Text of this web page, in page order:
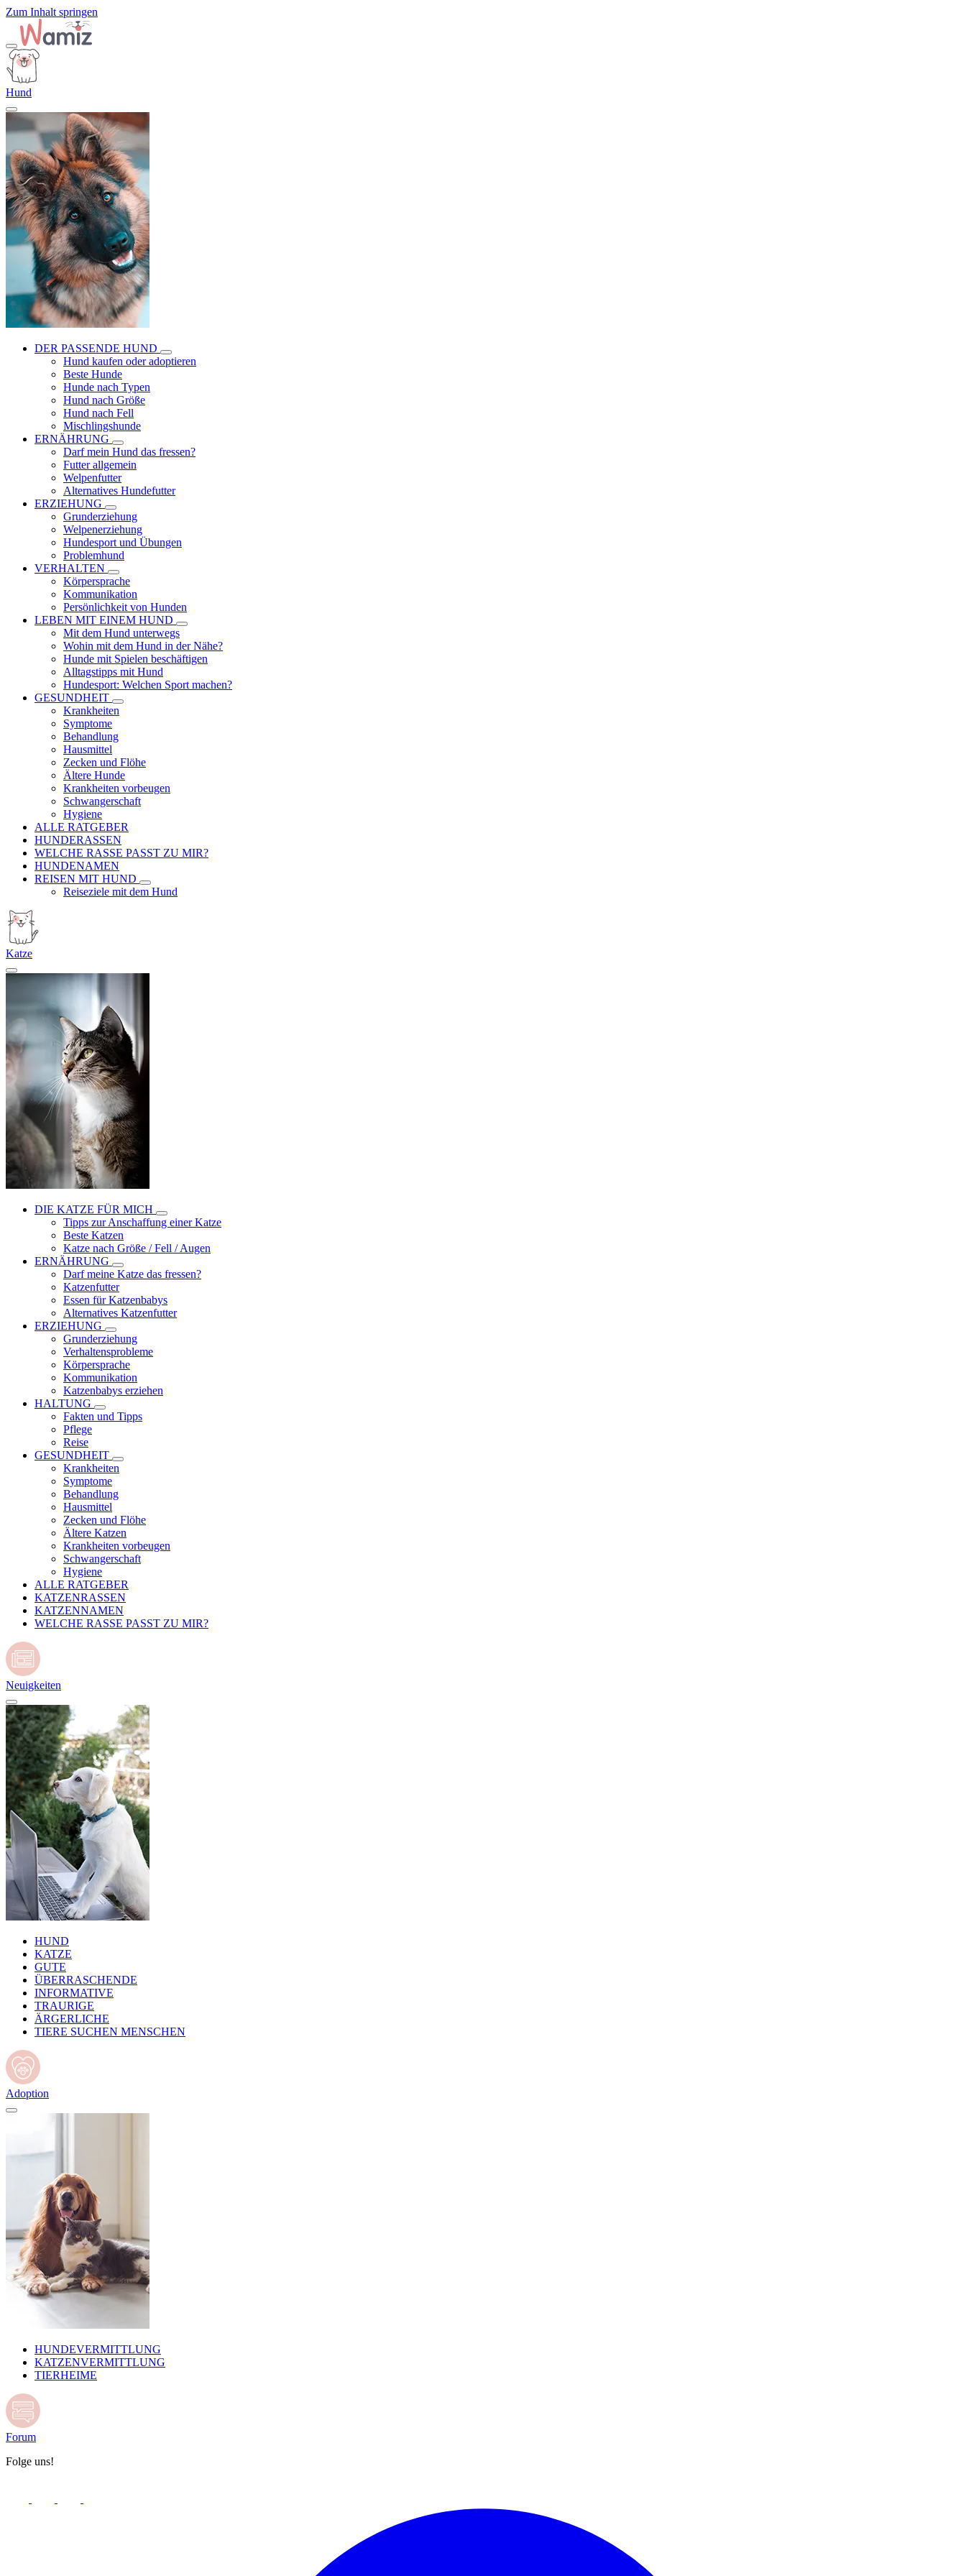
Zum Inhalt springen
Hund
DER PASSENDE HUND
Hund kaufen oder adoptieren
Beste Hunde
Hunde nach Typen
Hund nach Größe
Hund nach Fell
Mischlingshunde
ERNÄHRUNG
Darf mein Hund das fressen?
Futter allgemein
Welpenfutter
Alternatives Hundefutter
ERZIEHUNG
Grunderziehung
Welpenerziehung
Hundesport und Übungen
Problemhund
VERHALTEN
Körpersprache
Kommunikation
Persönlichkeit von Hunden
LEBEN MIT EINEM HUND
Mit dem Hund unterwegs
Wohin mit dem Hund in der Nähe?
Hunde mit Spielen beschäftigen
Alltagstipps mit Hund
Hundesport: Welchen Sport machen?
GESUNDHEIT
Krankheiten
Symptome
Behandlung
Hausmittel
Zecken und Flöhe
Ältere Hunde
Krankheiten vorbeugen
Schwangerschaft
Hygiene
ALLE RATGEBER
HUNDERASSEN
WELCHE RASSE PASST ZU MIR?
HUNDENAMEN
REISEN MIT HUND
Reiseziele mit dem Hund
Katze
DIE KATZE FÜR MICH
Tipps zur Anschaffung einer Katze
Beste Katzen
Katze nach Größe / Fell / Augen
ERNÄHRUNG
Darf meine Katze das fressen?
Katzenfutter
Essen für Katzenbabys
Alternatives Katzenfutter
ERZIEHUNG
Grunderziehung
Verhaltensprobleme
Körpersprache
Kommunikation
Katzenbabys erziehen
HALTUNG
Fakten und Tipps
Pflege
Reise
GESUNDHEIT
Krankheiten
Symptome
Behandlung
Hausmittel
Zecken und Flöhe
Ältere Katzen
Krankheiten vorbeugen
Schwangerschaft
Hygiene
ALLE RATGEBER
KATZENRASSEN
KATZENNAMEN
WELCHE RASSE PASST ZU MIR?
Neuigkeiten
HUND
KATZE
GUTE
ÜBERRASCHENDE
INFORMATIVE
TRAURIGE
ÄRGERLICHE
TIERE SUCHEN MENSCHEN
Adoption
HUNDEVERMITTLUNG
KATZENVERMITTLUNG
TIERHEIME
Forum
Folge uns!